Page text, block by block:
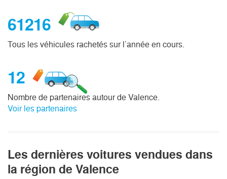
61216
Tous les véhicules rachetés sur l’année en cours.
12
Nombre de partenaires autour de Valence.
Voir les partenaires
Les dernières voitures vendues dans
la région de Valence